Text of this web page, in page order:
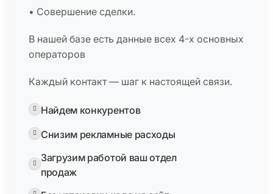
• Совершение сделки.
В нашей базе есть данные всех 4-х основных
операторов
Каждый контакт — шаг к настоящей связи.
Найдем конкурентов
Снизим рекламные расходы
Загрузим работой ваш отдел
продаж